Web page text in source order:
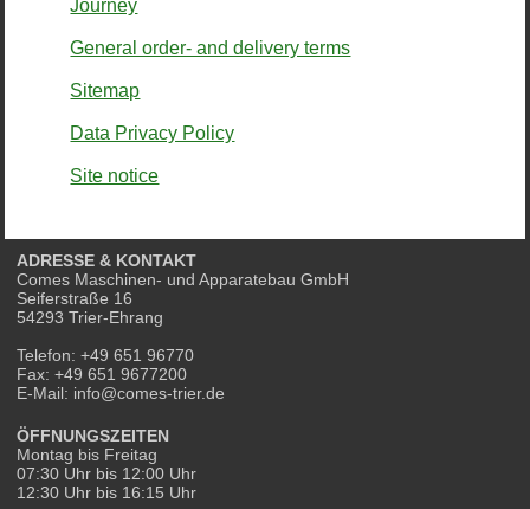
Journey
General order- and delivery terms
Sitemap
Data Privacy Policy
Site notice
ADRESSE & KONTAKT
Comes Maschinen- und Apparatebau GmbH
Seiferstraße 16
54293 Trier-Ehrang
Telefon: +49 651 96770
Fax: +49 651 9677200
E-Mail: info@comes-trier.de
ÖFFNUNGSZEITEN
Montag bis Freitag
07:30 Uhr bis 12:00 Uhr
12:30 Uhr bis 16:15 Uhr